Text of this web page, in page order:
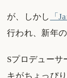
が、しかし 「
行われ、新年
Sプロデュー
キがちょっぴ